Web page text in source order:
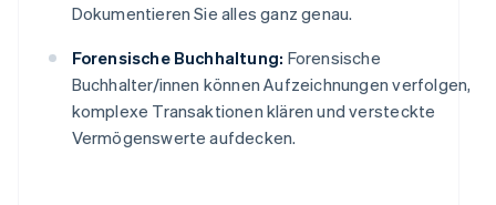
Dokumentieren Sie alles ganz genau.
Forensische Buchhaltung: Forensische
Buchhalter/innen können Aufzeichnungen verfolgen,
komplexe Transaktionen klären und versteckte
Vermögenswerte aufdecken.